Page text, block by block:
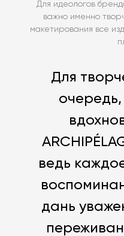
Для идеологов
важно именно
макетирования все
Для
ведь
дань